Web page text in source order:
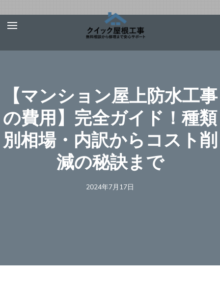
Skip
content
雨漏りの修理
樋、雨漏りの修理を
行う地元の優良工事
業者を完全無料でご
紹介！あらゆる屋根
材（瓦、スレート、
板金、トタン、コロ
【マンション屋上防水工事
の費用】完全ガイド！種類
別相場・内訳からコスト削
減の秘訣まで
2024年7月17日